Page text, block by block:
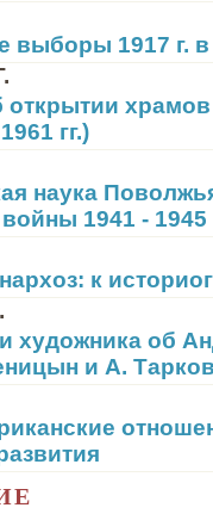
выборы 1917 г.
открытии
гг.)
наука
1941 - 1945
к
художника об
и А.